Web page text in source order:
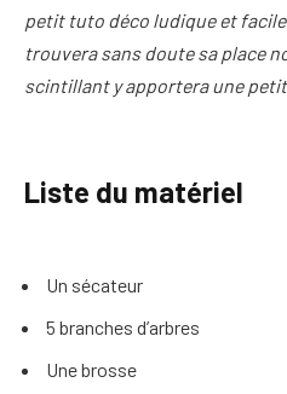
petit tuto déco ludique et
trouvera sans doute sa place
scintillant y apportera une
Liste du matériel
Un sécateur
5 branches d’arbres
Une brosse